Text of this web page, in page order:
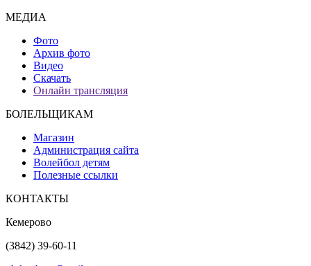
МЕДИА
Фото
Архив фото
Видео
Скачать
Онлайн трансляция
БОЛЕЛЬЩИКАМ
Магазин
Администрация сайта
Волейбол детям
Полезные ссылки
КОНТАКТЫ
Кемерово
(3842) 39-60-11